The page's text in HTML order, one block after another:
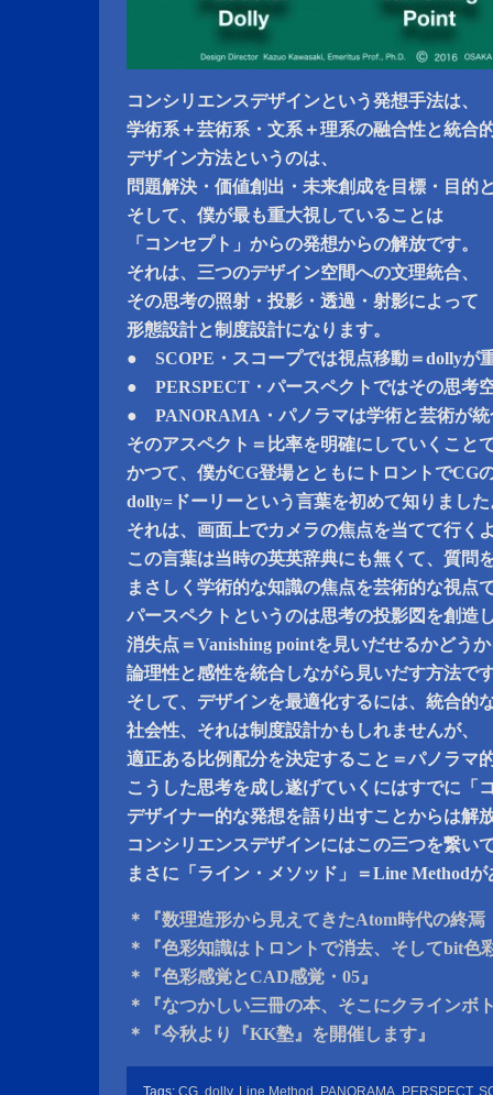
コンシリエンスデザインという発想手法は、
学術系＋芸術系・文系＋理系の融合性と統合
デザイン方法というのは、
問題解決・価値創出・未来創成を目標・目的
そして、僕が最も重大視していることは
「コンセプト」からの発想からの解放です。
それは、三つのデザイン空間への文理統合、
その思考の照射・投影・透過・射影によって
形態設計と制度設計になります。
● SCOPE・スコープでは視点移動＝dollyが
● PERSPECT・パースペクトではその思考
● PANORAMA・パノラマは学術と芸術が統
そのアスペクト＝比率を明確にしていくこと
かつて、僕がCG登場とともにトロントでCG
dolly=ドーリーという言葉を初めて知りました
それは、画面上でカメラの焦点を当てて行く
この言葉は当時の英英辞典にも無くて、質問
まさしく学術的な知識の焦点を芸術的な視点
パースペクトというのは思考の投影図を創造
消失点＝Vanishing pointを見いだせるかどう
論理性と感性を統合しながら見いだす方法で
そして、デザインを最適化するには、統合的
社会性、それは制度設計かもしれませんが、
適正ある比例配分を決定すること＝パノラマ
こうした思考を成し遂げていくにはすでに「
デザイナー的な発想を語り出すことからは解
コンシリエンスデザインにはこの三つを繋い
まさに「ライン・メソッド」＝Line Method
＊『数理造形から見えてきたAtom時代の終
＊『色彩知識はトロントで消去、そしてbit色
＊『色彩感覚とCAD感覚・05』
＊『なつかしい三冊の本、そこにクラインボ
＊『今秋より『KK塾』を開催します』
Tags: CG dolly, Line Method PANORAMA PERSPECT,